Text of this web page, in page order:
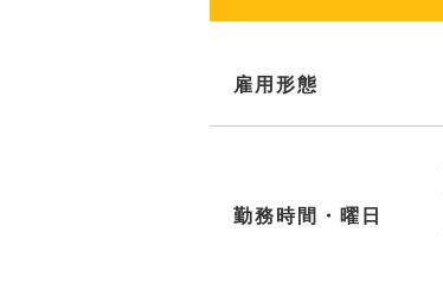
雇用形態
勤務時間・曜日